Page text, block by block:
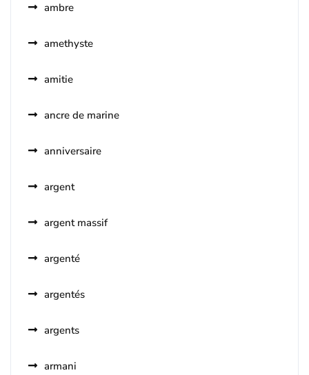
ambre
amethyste
amitie
ancre de marine
anniversaire
argent
argent massif
argenté
argentés
argents
armani